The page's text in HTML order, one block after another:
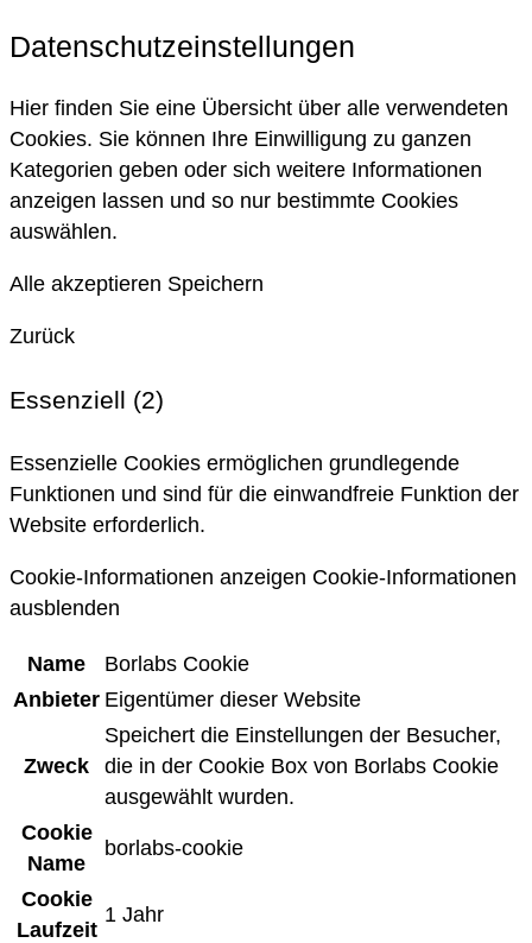
Datenschutzeinstellungen
Hier finden Sie eine Übersicht über alle verwendeten
Cookies. Sie können Ihre Einwilligung zu ganzen
Kategorien geben oder sich weitere Informationen
anzeigen lassen und so nur bestimmte Cookies
auswählen.
Alle akzeptieren Speichern
Zurück
Essenziell (2)
Essenzielle Cookies ermöglichen grundlegende
Funktionen und sind für die einwandfreie Funktion der
Website erforderlich.
Cookie-Informationen anzeigen Cookie-Informationen
ausblenden
Name
Borlabs Cookie
Anbieter Eigentümer dieser Website
Zweck
Speichert die Einstellungen der Besucher,
die in der Cookie Box von Borlabs Cookie
ausgewählt wurden.
Cookie
Name
borlabs-cookie
Cookie
Laufzeit
1 Jahr